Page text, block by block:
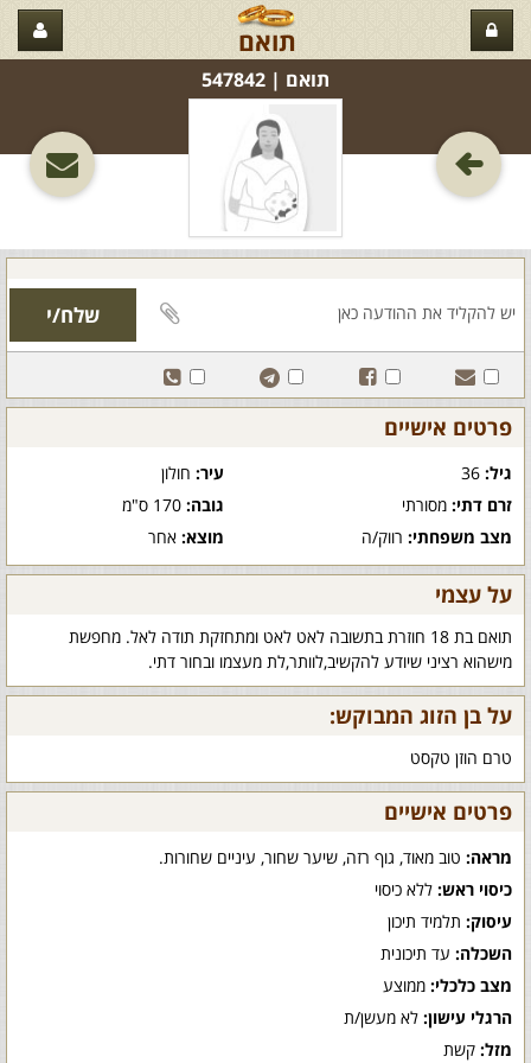
תואם
תואם‏ | 547842
פרטים אישיים
גיל: עיר:חולון
זרם דתי: מסורתי גובה:170 ס"מ
מצב משפחתי: רווק/ה מוצא:אחר
על עצמי
תואם בת 18 חוזרת בתשובה לאט לאט ומתחזקת תודה לאל. מחפשת
מישהוא רציני שיודע להקשיב,לוותר,לת מעצמו ובחור דתי.
על בן הזוג המבוקש:
טרם הוזן טקסט
פרטים אישיים
מראה: טוב מאוד, גוף רזה, שיער שחור, עיניים שחורות.
כיסוי ראש: ללא כיסוי
עיסוק: תלמיד תיכון
השכלה: עד תיכונית
מצב כלכלי: ממוצע
הרגלי עישון: לא מעשן/ת
מזל: קשת